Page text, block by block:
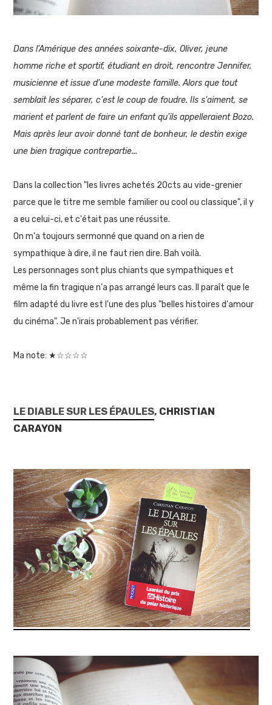
Dans l'Amérique des années soixante-dix, Oliver, jeune
homme riche et sportif, étudiant en droit, rencontre Jennifer,
musicienne et issue d'une modeste famille. Alors que tout
semblait les séparer, c'est le coup de foudre. Ils s'aiment, se
marient et parlent de faire un enfant qu'ils appelleraient Bozo.
Mais après leur avoir donné tant de bonheur, le destin exige
une bien tragique contrepartie...
Dans la collection "les livres achetés 20cts au vide-grenier
parce que le titre me semble familier ou cool ou classique", il y
a eu celui-ci, et c'était pas une réussite.
On m'a toujours sermonné que quand on a rien de
sympathique à dire, il ne faut rien dire. Bah voilà.
Les personnages sont plus chiants que sympathiques et
même la fin tragique n'a pas arrangé leurs cas. Il paraît que le
film adapté du livre est l'une des plus "belles histoires d'amour
du cinéma". Je n'irais probablement pas vérifier.
Ma note: ★☆☆☆☆
LE DIABLE SUR LES ÉPAULES, CHRISTIAN
CARAYON